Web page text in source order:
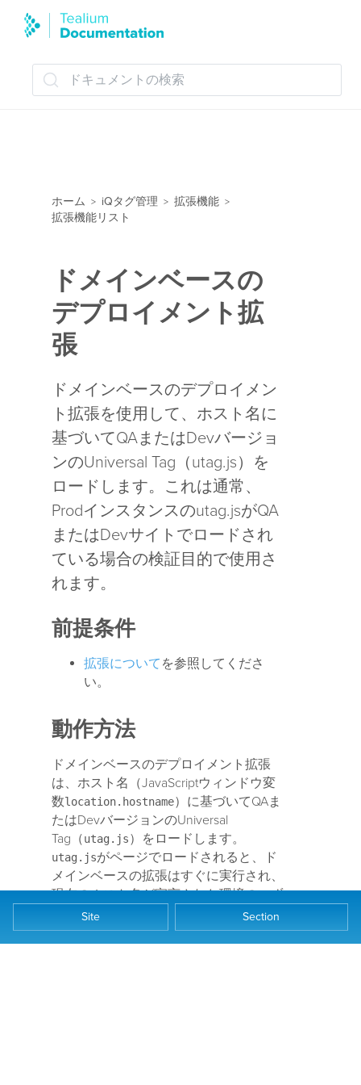
ドキュメントの検索
ホーム > iQタグ管理 > 拡張機能 >
拡張機能リスト
ドメインベースの
デプロイメント拡
張
ドメインベースのデプロイメン
ト拡張を使用して、ホスト名に
基づいてQAまたはDevバージョ
ンのUniversal Tag（utag.js）を
ロードします。これは通常、
Prodインスタンスのutag.jsがQA
またはDevサイトでロードされ
ている場合の検証目的で使用さ
れます。
前提条件
拡張について を参照してくださ
い。
動作方法
ドメインベースのデプロイメント拡張
は、ホスト名（JavaScriptウィンドウ変
数location.hostname）に基づいてQAま
たはDevバージョンのUniversal
Tag（utag.js）をロードします。
utag.jsがページでロードされると、ド
メインベースの拡張はすぐに実行され、
現在のホスト名が宣言された環境のいず
れかと一致するかどうかをチェックしま
す。一致がある場合、適切な環境バージ
Site Section